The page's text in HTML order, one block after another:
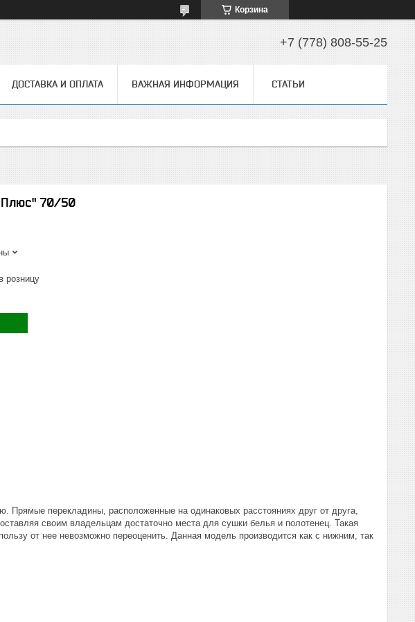
Корзина
+7 (778) 808-55-25
ДОСТАВКА И ОПЛАТА ВАЖНАЯ ИНФОРМАЦИЯ СТАТЬИ
Плюс" 70/50
розницу
Прямые перекладины, расположенные на одинаковых расстояниях друг от друга,
своим владельцам достаточно места для сушки белья и полотенец. Такая
от нее невозможно переоценить. Данная модель производится как с нижним, так